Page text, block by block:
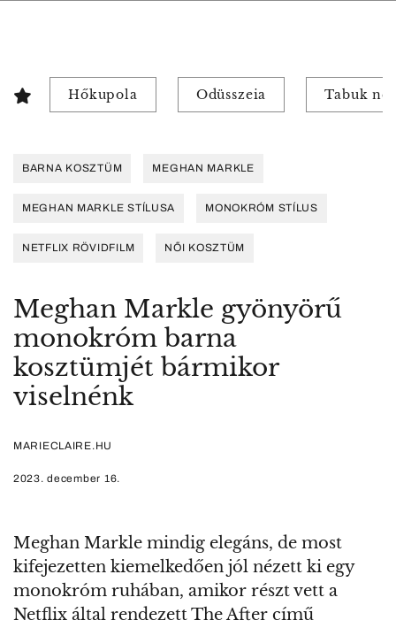
Hőkupola Odüsszeia Tabuk
BARNA KOSZTÜM MEGHAN MARKLE
MEGHAN MARKLE STÍLUSA MONOKRÓM STÍLUS
NETFLIX RÖVIDFILM NŐI KOSZTÜM
Meghan Markle gyönyörű
monokróm barna
kosztümjét bármikor
viselnénk
MARIECLAIRE.HU
2023. december 16.
Meghan Markle mindig elegáns, de most
kifejezetten kiemelkedően jól nézett ki egy
monokróm ruhában, amikor részt vett a
Netflix által rendezett The After című